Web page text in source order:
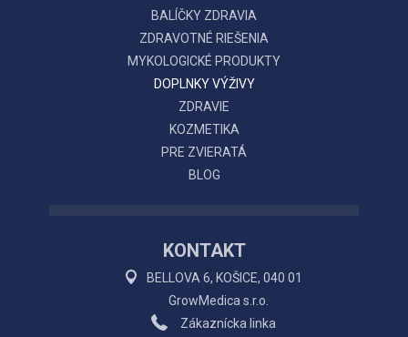
BALÍČKY ZDRAVIA
ZDRAVOTNÉ RIEŠENIA
MYKOLOGICKÉ PRODUKTY
DOPLNKY VÝŽIVY
ZDRAVIE
KOZMETIKA
PRE ZVIERATÁ
BLOG
KONTAKT
BELLOVA 6, KOŠICE, 040 01
GrowMedica s.r.o.
Zákaznícka linka